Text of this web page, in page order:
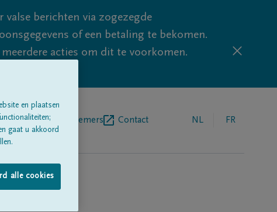
berichten via zogezegde
of een betaling te bekomen.
acties om dit te voorkomen.
Begrafenisondernemers Contact NL FR
en plaatsen
gaat u akkoord
alle cookies